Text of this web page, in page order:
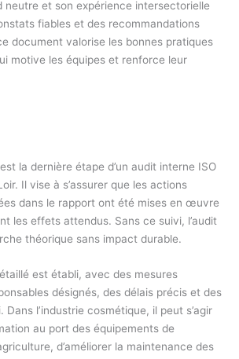
neutre et son expérience intersectorielle
fiables et des recommandations
document valorise les bonnes pratiques
motive les équipes et renforce leur
la dernière étape d’un audit interne ISO
Il vise à s’assurer que les actions
dans le rapport ont été mises en œuvre
les effets attendus. Sans ce suivi, l’audit
théorique sans impact durable.
est établi, avec des mesures
désignés, des délais précis et des
Dans l’industrie cosmétique, il peut s’agir
au port des équipements de
d’améliorer la maintenance des